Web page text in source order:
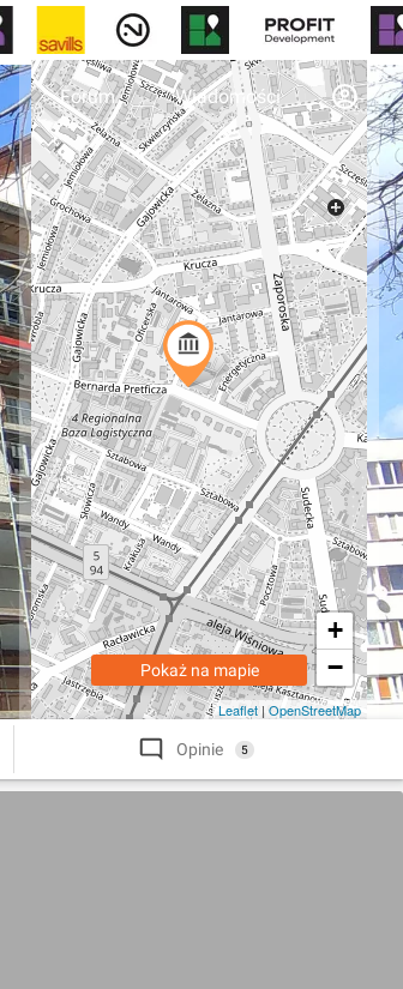
Forum Wiadomości
+
−
Leaflet | OpenStreetMap
Pokaż na mapie
Opinie 5